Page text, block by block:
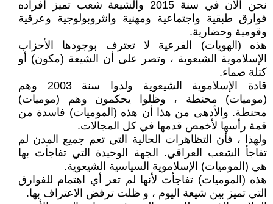
نحن الآن في سنة 2015 والشيعة شعب تميز أفراده
فوارق طبقية واجتماعية ومهنية وانثروبولوجية وعرقية
وقومية وحضارية.
هذه (الهويات) الفرعية لا تعترف بوجودها الأحزاب
الإسلاموية الشيعوية ، وتصر على أن الشيعة (مكون) أو
كتلة صماء.
قادة الإسلاموية الشيعوية ولدوا سنة 2003 وهم
(موميات) محنطة ، وظلوا يحكمون وهم (موميات)
محنطة. والأدهى من هذا أن هذه (الموميات) فاسدة من
قمة رأسها لأخمص قدمها في كل المجالات.
ولهذا ، فأن التظاهرات الحالية التي تعم جميع المدن لم
تفاجأ الشعب العراقي. الجهة الوحيدة التي تفاجأت بها
هي (الموميات) الإسلاموية السياسية الشيعوية.
هذه (الموميات) تفاجأت لأنها لم تعر أي اهتمام للفوارق
التي تميز بين شيعة اليوم ، و ظلت ترفض الاعتراف بها.